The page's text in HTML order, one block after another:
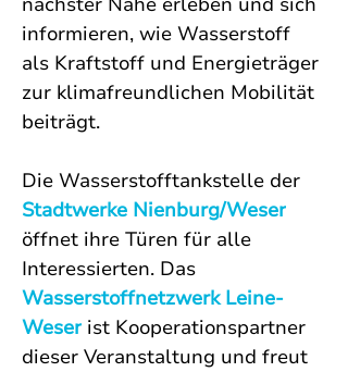
informieren, wie Wasserstoff
als Kraftstoff und Energieträger
zur klimafreundlichen Mobilität
beiträgt.
Die Wasserstofftankstelle der
Stadtwerke Nienburg/Weser
öffnet ihre Türen für alle
Interessierten. Das
Wasserstoffnetzwerk Leine-
Weser ist Kooperationspartner
dieser Veranstaltung und freut